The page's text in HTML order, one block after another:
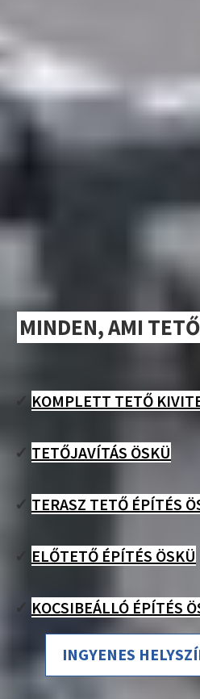
MINDEN, AMI
✓ KOMPLETT TETŐ
✓ TETŐJAVÍTÁS ÖSKÜ
✓ TERASZ TETŐ ÉPÍTÉS
✓ ELŐTETŐ ÉPÍTÉS ÖSKÜ
✓ KOCSIBEÁLLÓ ÉPÍTÉS
INGYENES